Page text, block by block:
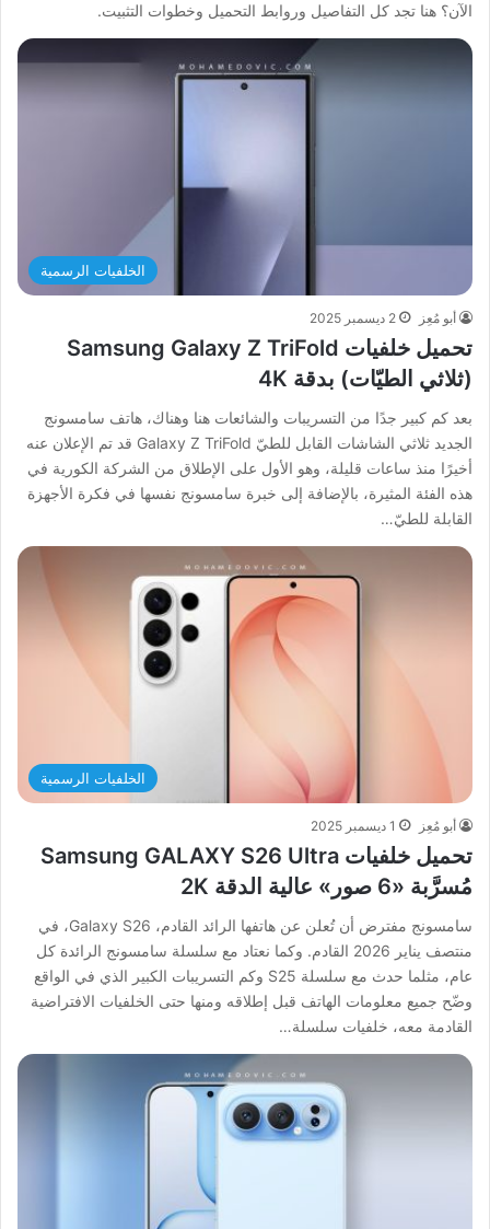
الآن؟ هنا تجد كل التفاصيل وروابط التحميل وخطوات التثبيت.
الخلفيات الرسمية
أبو مُعِز 2 ديسمبر 2025
تحميل خلفيات Samsung Galaxy Z TriFold
(ثلاثي الطيّات) بدقة 4K
بعد كم كبير جدًا من التسريبات والشائعات هنا وهناك، هاتف سامسونج
الجديد ثلاثي الشاشات القابل للطيّ Galaxy Z TriFold قد تم الإعلان عنه
أخيرًا منذ ساعات قليلة، وهو الأول على الإطلاق من الشركة الكورية في
هذه الفئة المثيرة، بالإضافة إلى خبرة سامسونج نفسها في فكرة الأجهزة
القابلة للطيّ…
الخلفيات الرسمية
أبو مُعِز 1 ديسمبر 2025
تحميل خلفيات Samsung GALAXY S26 Ultra
مُسرَّبة «6 صور» عالية الدقة 2K
سامسونج مفترض أن تُعلن عن هاتفها الرائد القادم، Galaxy S26، في
منتصف يناير 2026 القادم. وكما نعتاد مع سلسلة سامسونج الرائدة كل
عام، مثلما حدث مع سلسلة S25 وكم التسريبات الكبير الذي في الواقع
وضّح جميع معلومات الهاتف قبل إطلاقه ومنها حتى الخلفيات الافتراضية
القادمة معه، خلفيات سلسلة…